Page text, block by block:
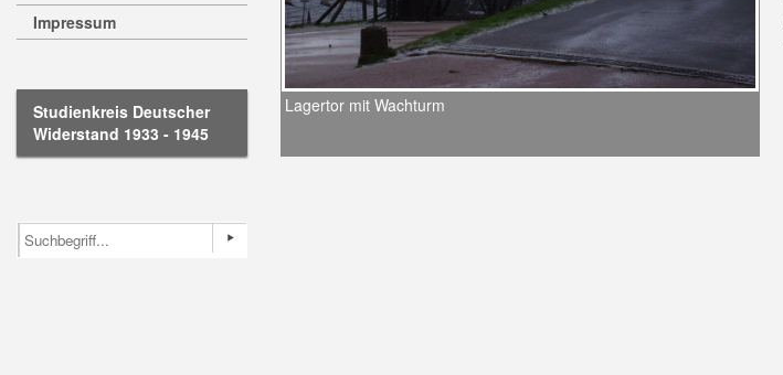
Impressum
Studienkreis Deutscher
Widerstand 1933 - 1945
Lagertor mit Wachturm